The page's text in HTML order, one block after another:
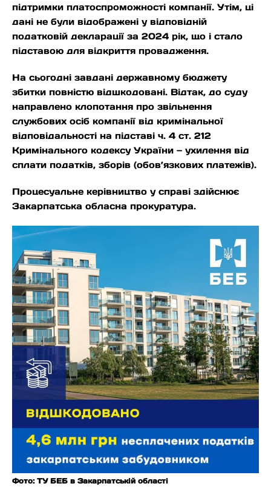
підтримки платоспроможності компанії. Утім, ці
дані не були відображені у відповідній
податковій декларації за 2024 рік, що і стало
підставою для відкриття провадження.
На сьогодні завдані державному бюджету
збитки повністю відшкодовані. Відтак, до суду
направлено клопотання про звільнення
службових осіб компанії від кримінальної
відповідальності на підставі ч. 4 ст. 212
Кримінального кодексу України — ухилення від
сплати податків, зборів (обов’язкових платежів).
Процесуальне керівництво у справі здійснює
Закарпатська обласна прокуратура.
Фото: ТУ БЕБ в Закарпатській області